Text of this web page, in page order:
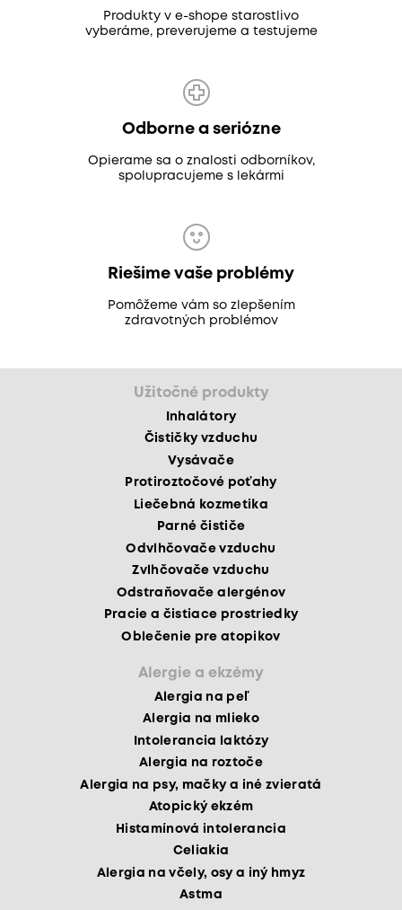
Produkty v e-shope starostlivo
vyberáme, preverujeme a testujeme
Odborne a seriózne
Opierame sa o znalosti odborníkov,
spolupracujeme s lekármi
Riešime vaše problémy
Pomôžeme vám so zlepšením
zdravotných problémov
Užitočné produkty
Inhalátory
Čističky vzduchu
Vysávače
Protiroztočové poťahy
Liečebná kozmetika
Parné čističe
Odvlhčovače vzduchu
Zvlhčovače vzduchu
Odstraňovače alergénov
Pracie a čistiace prostriedky
Oblečenie pre atopikov
Alergie a ekzémy
Alergia na peľ
Alergia na mlieko
Intolerancia laktózy
Alergia na roztoče
Alergia na psy, mačky a iné zvieratá
Atopický ekzém
Histamínová intolerancia
Celiakia
Alergia na včely, osy a iný hmyz
Astma